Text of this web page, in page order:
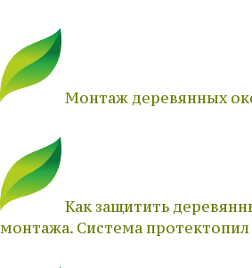
Монтаж деревянных
Как защитить
монтажа. Система протектопил